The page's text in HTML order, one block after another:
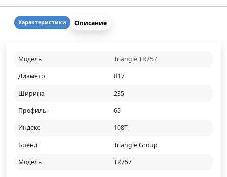
Характеристики Описание
Модель
Triangle TR757
Диаметр
R17
Ширина
235
Профиль
65
Индекс
108T
Бренд
Triangle Group
Модель
TR757